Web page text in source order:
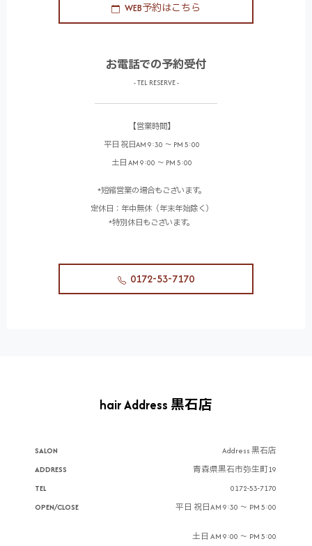
WEB予約はこちら
お電話での予約受付
- TEL RESERVE -
【営業時間】
平日 祝日AM 9:30 ～ PM 5:00
土日 AM 9:00 ～ PM 5:00
*短縮営業の場合もございます。
定休日：年中無休（年末年始除く）
*特別休日もございます。
0172-53-7170
hair Address 黒石店
SALON
Address 黒石店
ADDRESS
青森県黒石市弥生町19
TEL
0172-53-7170
OPEN/CLOSE
平日 祝日AM 9:30 ～ PM 5:00
土日 AM 9:00 ～ PM 5:00